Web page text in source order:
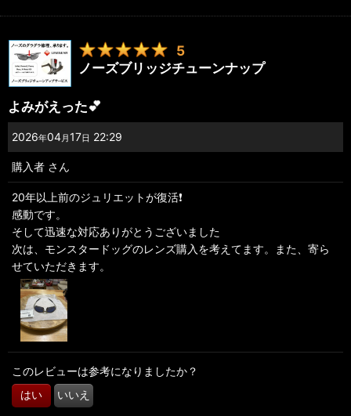
5
ノーズブリッジチューンナップ
よみがえった💕
2026年04月 17日 22:29
購入者 さん
20年以上前のジュリエットが復活❗️
感動です。
そして迅速な対応ありがとうございました
次は、モンスタードッグのレンズ購入を考えてます。また、寄ら
せていただきます。
このレビューは参考になりましたか？
はい いいえ